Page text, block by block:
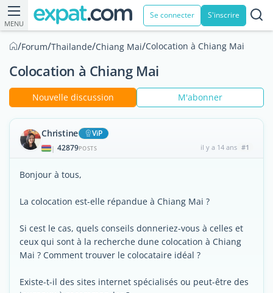
MENU
Se connecter S'inscrire
/Forum/Thailande/Chiang Mai/Colocation à Chiang Mai
Colocation à Chiang Mai
Nouvelle discussion M'abonner
Christine ViP
| 42879POSTS il y a 14 ans #1
Bonjour à tous,
La colocation est-elle répandue à Chiang Mai ?
Si cest le cas, quels conseils donneriez-vous à celles et
ceux qui sont à la recherche dune colocation à Chiang
Mai ? Comment trouver le colocataire idéal ?
Existe-t-il des sites internet spécialisés ou peut-être des